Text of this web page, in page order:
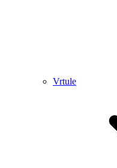
Vrtule